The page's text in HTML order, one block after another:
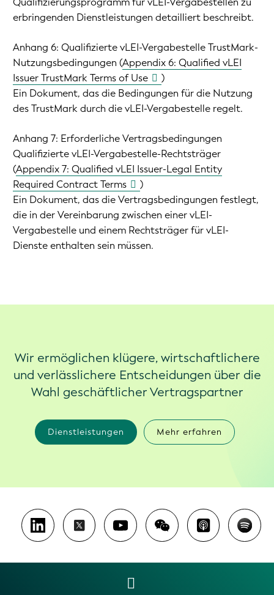
erbringenden Dienstleistungen detailliert beschreibt.
Anhang 6: Qualifizierte vLEI-Vergabestelle TrustMark-
Nutzungsbedingungen (Appendix 6: Qualified vLEI
Issuer TrustMark Terms of Use
)
Ein Dokument, das die Bedingungen für die Nutzung
des TrustMark durch die vLEI-Vergabestelle regelt.
Anhang 7: Erforderliche Vertragsbedingungen
Qualifizierte vLEI-Vergabestelle-Rechtsträger
(Appendix 7: Qualified vLEI Issuer-Legal Entity
Required Contract Terms
)
Ein Dokument, das die Vertragsbedingungen festlegt,
die in der Vereinbarung zwischen einer vLEI-
Vergabestelle und einem Rechtsträger für vLEI-
Dienste enthalten sein müssen.
Wir ermöglichen klügere, wirtschaftlichere
und verlässlichere Entscheidungen über die
Wahl geschäftlicher Vertragspartner
Dienstleistungen Mehr erfahren